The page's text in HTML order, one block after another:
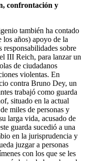
confrontación y
también ha contado
los años) apoyo de la
responsabilidades sobre
III Reich, para lanzar un
de ciudadanos
violentas. En
contra Bruno Dey, un
trabajó como guarda
situado en la actual
miles de personas y
larga vida, acusado de
guarda sucedió a una
en la jurisprudencia y
juzgar a personas
con los que se les